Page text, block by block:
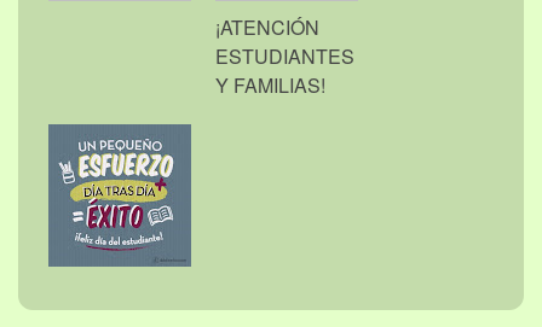
¡ATENCIÓN
ESTUDIANTES
Y FAMILIAS!